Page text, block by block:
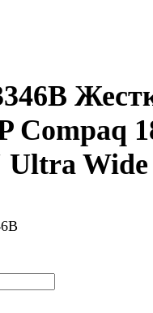
Compaq
Ultra Wide